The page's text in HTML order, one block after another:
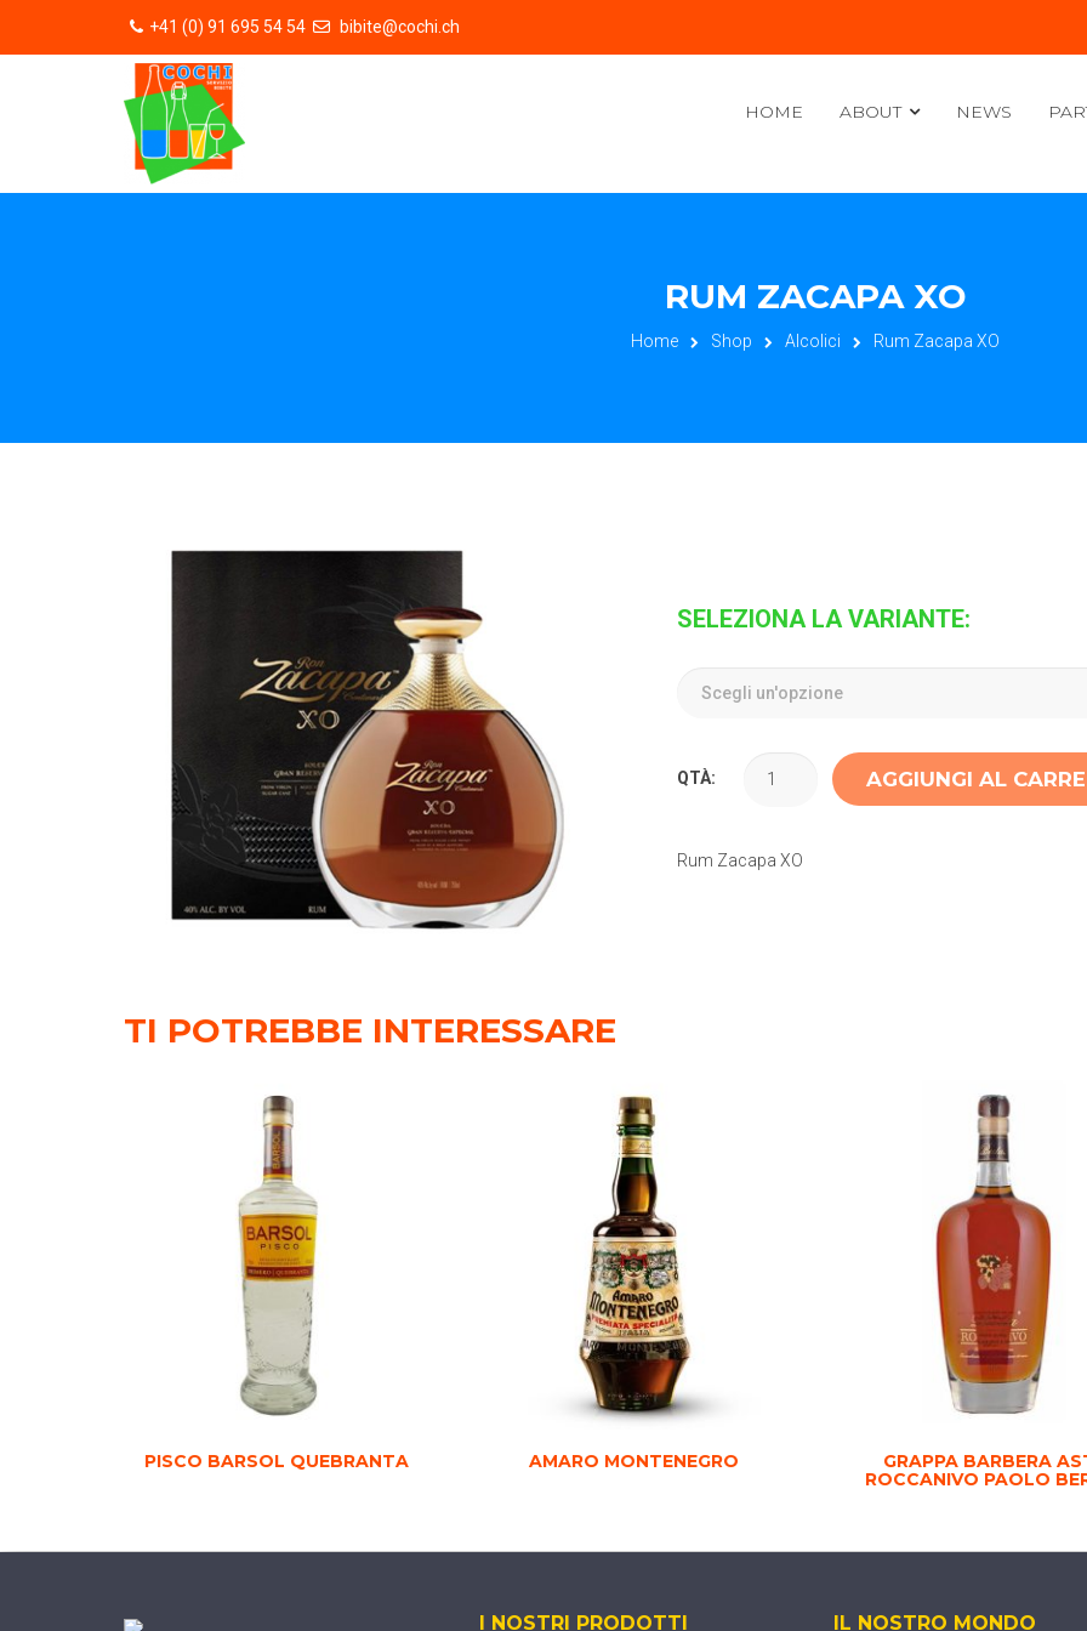
+41 (0) 91 695 54 54 bibite@cochi.ch
HOME ABOUT NEWS
RUM ZACAPA XO
Home Shop Alcolici Rum Zacapa XO
SELEZIONA LA VARIANTE:
QTÀ: AGGIUNGI AL
Rum Zacapa XO
TI POTREBBE INTERESSARE
PISCO BARSOL QUEBRANTA AMARO MONTENEGRO
GRAPPA BARBERA
ROCCANIVO PAOLO
I NOSTRI PRODOTTI IL NOSTRO MONDO